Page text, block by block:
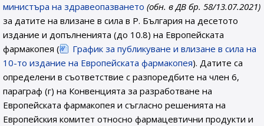
министъра на здравеопазването (обн. в ДВ бр. 58/13.07.2021)
за датите на влизане в сила в Р. България на десетото
издание и допълненията (до 10.8) на Европейската
фармакопея (
График за публикуване и влизане в сила на
10-то издание на Европейската фармакопея). Датите са
определени в съответствие с разпоредбите на член 6,
параграф (г) на Конвенцията за разработване на
Европейската фармакопея и съгласно решенията на
Европейския комитет относно фармацевтични продукти и